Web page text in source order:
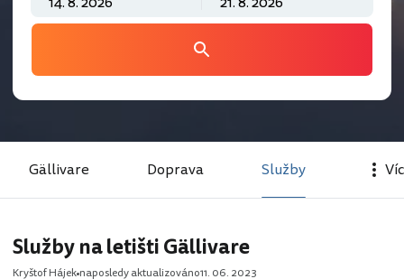
Gällivare Doprava Služby
Služby na letišti Gällivare
Kryštof Hájek naposledy aktualizováno11. 06. 2023